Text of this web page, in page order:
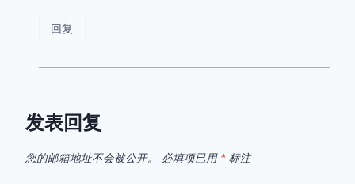
回复
发表回复
您的邮箱地址不会被公开。 必填项已用 * 标注